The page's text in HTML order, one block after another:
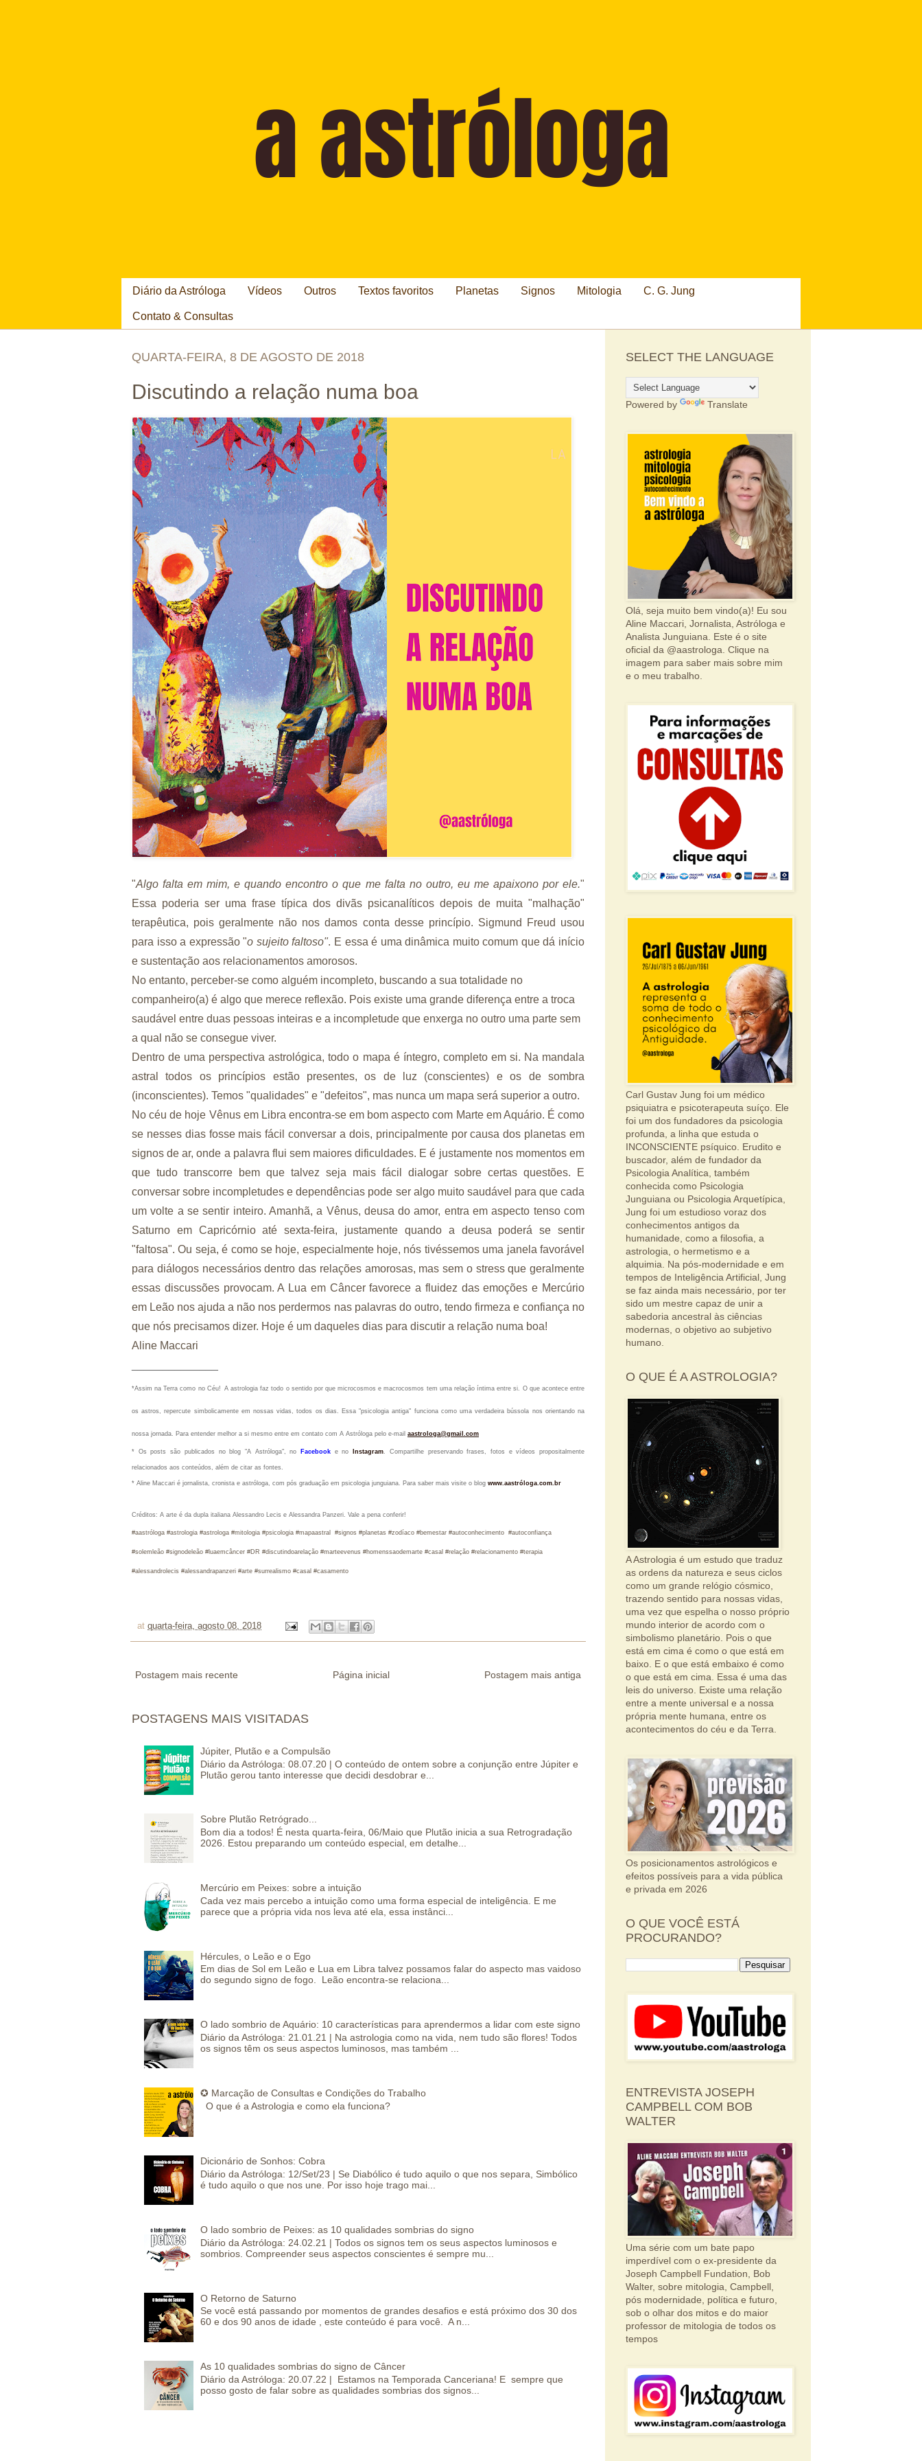
Diário da Astróloga Vídeos Outros Textos favoritos Planetas Signos Mitologia C. G. Jung
Contato & Consultas
QUARTA-FEIRA, 8 DE AGOSTO DE 2018
Discutindo a relação numa boa
"Algo falta em mim, e quando encontro o que me falta no outro, eu me apaixono por ele."
Essa poderia ser uma frase típica dos divãs psicanalíticos depois de muita "malhação"
terapêutica, pois geralmente não nos damos conta desse princípio. Sigmund Freud usou
para isso a expressão "o sujeito faltoso". E essa é uma dinâmica muito comum que dá início
e sustentação aos relacionamentos amorosos.
No entanto, perceber-se como alguém incompleto, buscando a sua totalidade no
companheiro(a) é algo que merece reflexão. Pois existe uma grande diferença entre a troca
saudável entre duas pessoas inteiras e a incompletude que enxerga no outro uma parte sem
a qual não se consegue viver.
Dentro de uma perspectiva astrológica, todo o mapa é íntegro, completo em si. Na mandala
astral todos os princípios estão presentes, os de luz (conscientes) e os de sombra
(inconscientes). Temos "qualidades" e "defeitos", mas nunca um mapa será superior a outro.
No céu de hoje Vênus em Libra encontra-se em bom aspecto com Marte em Aquário. É como
se nesses dias fosse mais fácil conversar a dois, principalmente por causa dos planetas em
signos de ar, onde a palavra flui sem maiores dificuldades. E é justamente nos momentos em
que tudo transcorre bem que talvez seja mais fácil dialogar sobre certas questões. E
conversar sobre incompletudes e dependências pode ser algo muito saudável para que cada
um volte a se sentir inteiro. Amanhã, a Vênus, deusa do amor, entra em aspecto tenso com
Saturno em Capricórnio até sexta-feira, justamente quando a deusa poderá se sentir
"faltosa". Ou seja, é como se hoje, especialmente hoje, nós tivéssemos uma janela favorável
para diálogos necessários dentro das relações amorosas, mas sem o stress que geralmente
essas discussões provocam. A Lua em Câncer favorece a fluidez das emoções e Mercúrio
em Leão nos ajuda a não nos perdermos nas palavras do outro, tendo firmeza e confiança no
que nós precisamos dizer. Hoje é um daqueles dias para discutir a relação numa boa!
Aline Maccari
*Assim na Terra como no Céu! A astrologia faz todo o sentido por que microcosmos e macrocosmos tem uma relação íntima entre si. O que acontece entre
os astros, repercute simbolicamente em nossas vidas, todos os dias. Essa "psicologia antiga" funciona como uma verdadeira bússola nos orientando na
nossa jornada. Para entender melhor a si mesmo entre em contato com A Astróloga pelo e-mail aastrologa@gmail.com
* Os posts são publicados no blog "A Astróloga", no Facebook e no Instagram Compartilhe preservando frases, fotos e vídeos propositalmente
relacionados aos conteúdos, além de citar as fontes.
* Aline Maccari é jornalista, cronista e astróloga, com pós graduação em psicologia junguiana. Para saber mais visite o blog www.aastróloga.com.br
Créditos: A arte é da dupla italiana Alessandro Lecis e Alessandra Panzeri. Vale a pena conferir!
#aastróloga #astrologia #astrologa #mitologia #psicologia #mapaastral #signos #planetas #zodíaco #bemestar #autoconhecimento #autoconfiança
#solemleão #signodeleão #luaemcâncer #DR #discutindoarelação #marteevenus #homenssaodemarte #casal #relação #relacionamento #terapia
#alessandrolecis #alessandrapanzeri #arte #surrealismo #casal #casamento
at quarta-feira, agosto 08, 2018
Postagem mais recente Postagem mais antiga
Página inicial
POSTAGENS MAIS VISITADAS
Júpiter, Plutão e a Compulsão
Diário da Astróloga: 08.07.20 | O conteúdo de ontem sobre a conjunção entre Júpiter e
Plutão gerou tanto interesse que decidi desdobrar e...
Sobre Plutão Retrógrado...
Bom dia a todos! É nesta quarta-feira, 06/Maio que Plutão inicia a sua Retrogradação
2026. Estou preparando um conteúdo especial, em detalhe...
Mercúrio em Peixes: sobre a intuição
Cada vez mais percebo a intuição como uma forma especial de inteligência. E me
parece que a própria vida nos leva até ela, essa instânci...
Hércules, o Leão e o Ego
Em dias de Sol em Leão e Lua em Libra talvez possamos falar do aspecto mas vaidoso
do segundo signo de fogo. Leão encontra-se relaciona...
O lado sombrio de Aquário: 10 características para aprendermos a lidar com este signo
Diário da Astróloga: 21.01.21 | Na astrologia como na vida, nem tudo são flores! Todos
os signos têm os seus aspectos luminosos, mas também ...
✪ Marcação de Consultas e Condições do Trabalho
O que é a Astrologia e como ela funciona?
Dicionário de Sonhos: Cobra
Diário da Astróloga: 12/Set/23 | Se Diabólico é tudo aquilo o que nos separa, Simbólico
é tudo aquilo o que nos une. Por isso hoje trago mai...
O lado sombrio de Peixes: as 10 qualidades sombrias do signo
Diário da Astróloga: 24.02.21 | Todos os signos tem os seus aspectos luminosos e
sombrios. Compreender seus aspectos conscientes é sempre mu...
O Retorno de Saturno
Se você está passando por momentos de grandes desafios e está próximo dos 30 dos
60 e dos 90 anos de idade , este conteúdo é para você. A n...
As 10 qualidades sombrias do signo de Câncer
Diário da Astróloga: 20.07.22 | Estamos na Temporada Canceriana! E sempre que
posso gosto de falar sobre as qualidades sombrias dos signos...
SELECT THE LANGUAGE
Powered by Translate
Olá, seja muito bem vindo(a)! Eu sou
Aline Maccari, Jornalista, Astróloga e
Analista Junguiana. Este é o site
oficial da @aastrologa. Clique na
imagem para saber mais sobre mim
e o meu trabalho.
Carl Gustav Jung foi um médico
psiquiatra e psicoterapeuta suíço. Ele
foi um dos fundadores da psicologia
profunda, a linha que estuda o
INCONSCIENTE psíquico. Erudito e
buscador, além de fundador da
Psicologia Analítica, também
conhecida como Psicologia
Junguiana ou Psicologia Arquetípica,
Jung foi um estudioso voraz dos
conhecimentos antigos da
humanidade, como a filosofia, a
astrologia, o hermetismo e a
alquimia. Na pós-modernidade e em
tempos de Inteligência Artificial, Jung
se faz ainda mais necessário, por ter
sido um mestre capaz de unir a
sabedoria ancestral às ciências
modernas, o objetivo ao subjetivo
humano.
O QUE É A ASTROLOGIA?
A Astrologia é um estudo que traduz
as ordens da natureza e seus ciclos
como um grande relógio cósmico,
trazendo sentido para nossas vidas,
uma vez que espelha o nosso próprio
mundo interior de acordo com o
simbolismo planetário. Pois o que
está em cima é como o que está em
baixo. E o que está embaixo é como
o que está em cima. Essa é uma das
leis do universo. Existe uma relação
entre a mente universal e a nossa
própria mente humana, entre os
acontecimentos do céu e da Terra.
Os posicionamentos astrológicos e
efeitos possíveis para a vida pública
e privada em 2026
O QUE VOCÊ ESTÁ
PROCURANDO?
ENTREVISTA JOSEPH
CAMPBELL COM BOB
WALTER
Uma série com um bate papo
imperdível com o ex-presidente da
Joseph Campbell Fundation, Bob
Walter, sobre mitologia, Campbell,
pós modernidade, política e futuro,
sob o olhar dos mitos e do maior
professor de mitologia de todos os
tempos